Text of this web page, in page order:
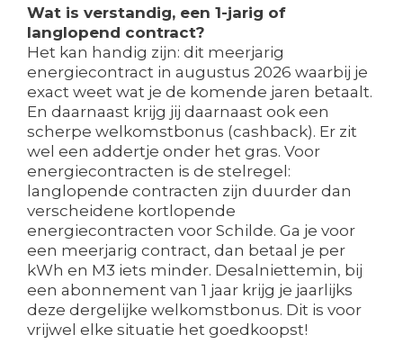
Wat is verstandig, een 1-jarig of
langlopend contract?
Het kan handig zijn: dit meerjarig
energiecontract in augustus 2026 waarbij je
exact weet wat je de komende jaren betaalt.
En daarnaast krijg jij daarnaast ook een
scherpe welkomstbonus (cashback). Er zit
wel een addertje onder het gras. Voor
energiecontracten is de stelregel:
langlopende contracten zijn duurder dan
verscheidene kortlopende
energiecontracten voor Schilde. Ga je voor
een meerjarig contract, dan betaal je per
kWh en M3 iets minder. Desalniettemin, bij
een abonnement van 1 jaar krijg je jaarlijks
deze dergelijke welkomstbonus. Dit is voor
vrijwel elke situatie het goedkoopst!